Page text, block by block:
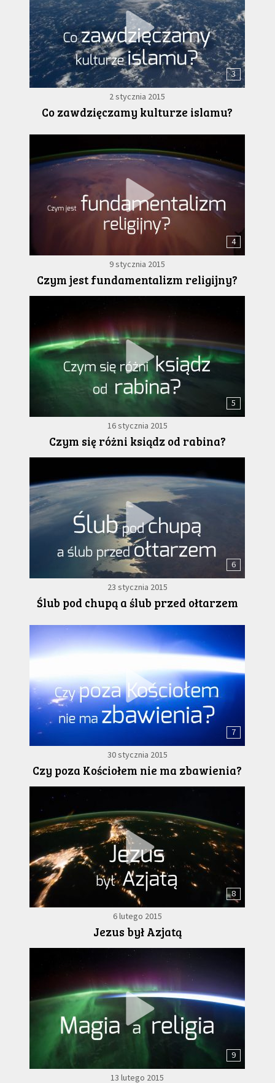
3
2 stycznia 2015
Co zawdzięczamy kulturze islamu?
4
9 stycznia 2015
Czym jest fundamentalizm religijny?
5
16 stycznia 2015
Czym się różni ksiądz od rabina?
6
23 stycznia 2015
Ślub pod chupą a ślub przed ołtarzem
7
30 stycznia 2015
Czy poza Kościołem nie ma zbawienia?
8
6 lutego 2015
Jezus był Azjatą
9
13 lutego 2015